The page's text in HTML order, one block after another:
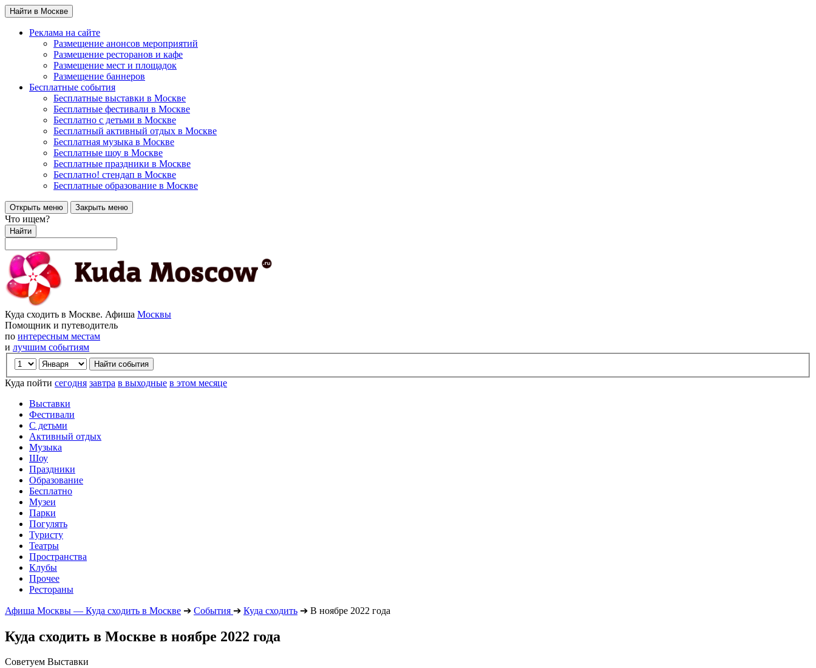
Найти в Москве
Реклама на сайте
Размещение анонсов мероприятий
Размещение ресторанов и кафе
Размещение мест и площадок
Размещение баннеров
Бесплатные события
Бесплатные выставки в Москве
Бесплатные фестивали в Москве
Бесплатно с детьми в Москве
Бесплатный активный отдых в Москве
Бесплатная музыка в Москве
Бесплатные шоу в Москве
Бесплатные праздники в Москве
Бесплатно! стендап в Москве
Бесплатные образование в Москве
Открыть меню Закрыть меню
Что ищем?
Найти
Куда сходить в Москве. Афиша Москвы
Помощник и путеводитель
по интересным местам
и лучшим событиям
Куда пойти сегодня завтра в выходные в этом месяце
Выставки
Фестивали
С детьми
Активный отдых
Музыка
Шоу
Праздники
Образование
Бесплатно
Музеи
Парки
Погулять
Туристу
Театры
Пространства
Клубы
Прочее
Рестораны
Афиша Москвы — Куда сходить в Москве ➔ События ➔ Куда сходить ➔ В ноябре 2022 года
Куда сходить в Москве в ноябре 2022 года
Советуем Выставки